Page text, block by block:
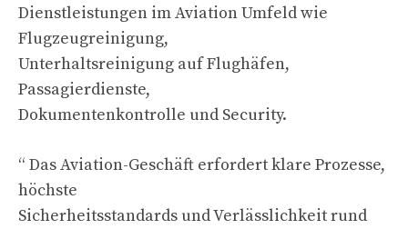
Dienstleistungen im Aviation Umfeld wie
Flugzeugreinigung,
Unterhaltsreinigung auf Flughäfen,
Passagierdienste,
Dokumentenkontrolle und Security.
“ Das Aviation-Geschäft erfordert klare Prozesse,
höchste
Sicherheitsstandards und Verlässlichkeit rund